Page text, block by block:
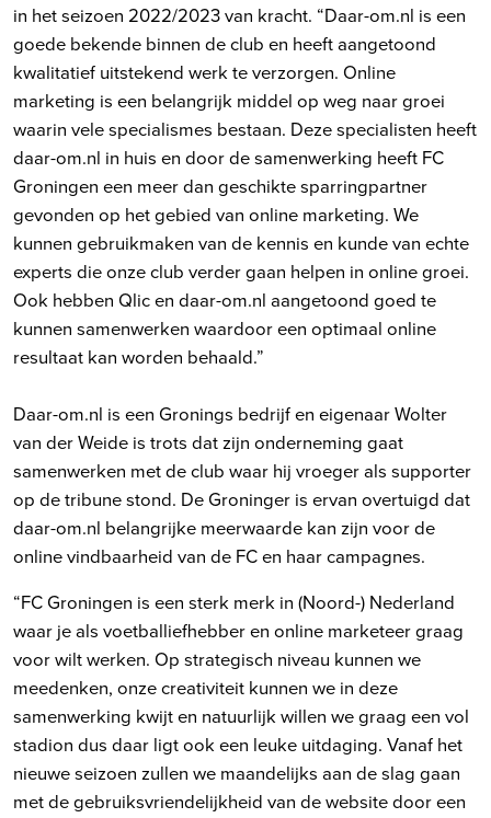
in het seizoen 2022/2023 van kracht. “Daar-om.nl is een
goede bekende binnen de club en heeft aangetoond
kwalitatief uitstekend werk te verzorgen. Online
marketing is een belangrijk middel op weg naar groei
waarin vele specialismes bestaan. Deze specialisten heeft
daar-om.nl in huis en door de samenwerking heeft FC
Groningen een meer dan geschikte sparringpartner
gevonden op het gebied van online marketing. We
kunnen gebruikmaken van de kennis en kunde van echte
experts die onze club verder gaan helpen in online groei.
Ook hebben Qlic en daar-om.nl aangetoond goed te
kunnen samenwerken waardoor een optimaal online
resultaat kan worden behaald.”
Daar-om.nl is een Gronings bedrijf en eigenaar Wolter
van der Weide is trots dat zijn onderneming gaat
samenwerken met de club waar hij vroeger als supporter
op de tribune stond. De Groninger is ervan overtuigd dat
daar-om.nl belangrijke meerwaarde kan zijn voor de
online vindbaarheid van de FC en haar campagnes.
“FC Groningen is een sterk merk in (Noord-) Nederland
waar je als voetballiefhebber en online marketeer graag
voor wilt werken. Op strategisch niveau kunnen we
meedenken, onze creativiteit kunnen we in deze
samenwerking kwijt en natuurlijk willen we graag een vol
stadion dus daar ligt ook een leuke uitdaging. Vanaf het
nieuwe seizoen zullen we maandelijks aan de slag gaan
met de gebruiksvriendelijkheid van de website door een